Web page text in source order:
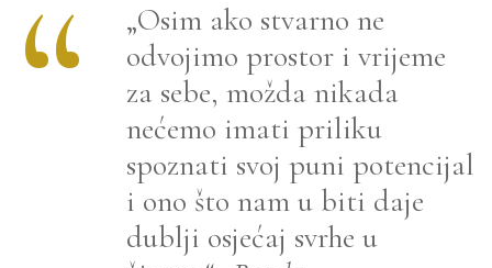
SADA
TOOLS
FOR
LIFE
LEADER
TRAINING
„Osim ako stvarno ne
odvojimo prostor i vrijeme
za sebe, možda nikada
nećemo imati priliku
spoznati svoj puni potencijal
i ono što nam u biti daje
dublji osjećaj svrhe u